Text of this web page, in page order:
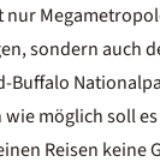
sondern auch
Buffalo
möglich soll
Reisen keine